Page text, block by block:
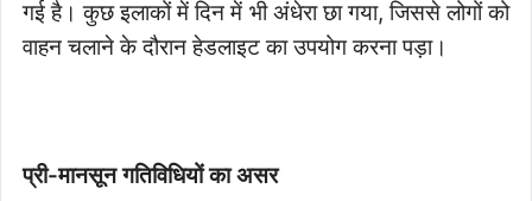
गई है। कुछ इलाकों में दिन में भी अंधेरा छा गया, जिससे लोगों को
वाहन चलाने के दौरान हेडलाइट का उपयोग करना पड़ा।
प्री-मानसून गतिविधियों का असर